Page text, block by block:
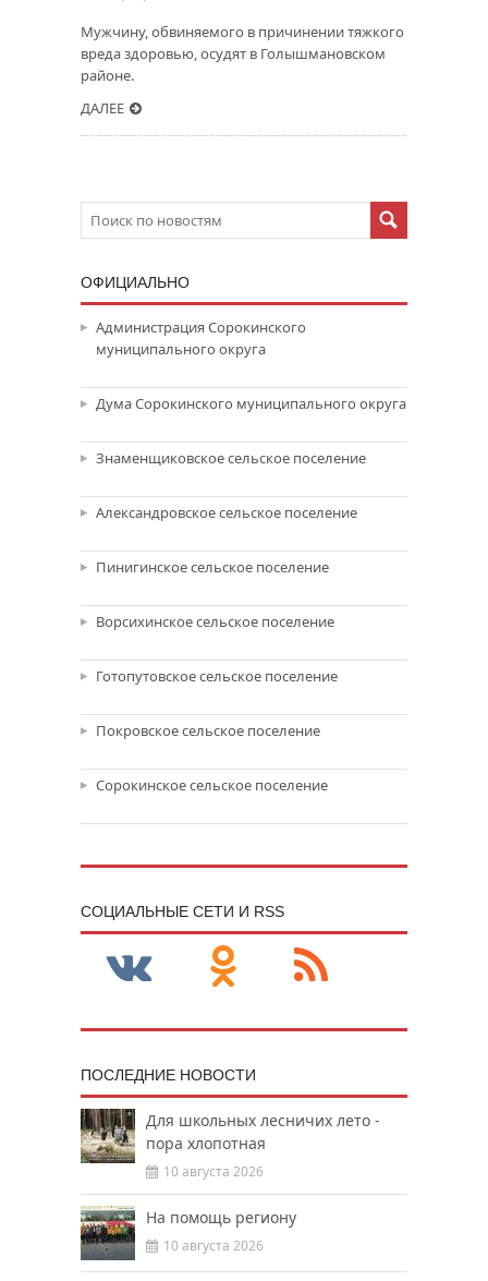
Мужчину, обвиняемого в причинении тяжкого
вреда здоровью, осудят в Голышмановском
районе.
ДАЛЕЕ
ОФИЦИАЛЬНО
Администрация Сорокинского
муниципального округа
Дума Сорокинского муниципального округа
Знаменщиковское сельское поселение
Александровское сельское поселение
Пинигинское сельское поселение
Ворсихинское сельское поселение
Готопутовское сельское поселение
Покровское сельское поселение
Сорокинское сельское поселение
CОЦИАЛЬНЫЕ СЕТИ И RSS
ПОСЛЕДНИЕ НОВОСТИ
Для школьных лесничих лето -
пора хлопотная
10 августа 2026
На помощь региону
10 августа 2026